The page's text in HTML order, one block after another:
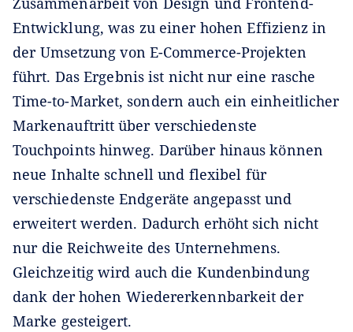
Entwicklung, was zu einer hohen Effizienz in
der Umsetzung von E-Commerce-Projekten
führt. Das Ergebnis ist nicht nur eine rasche
Time-to-Market, sondern auch ein einheitlicher
Markenauftritt über verschiedenste
Touchpoints hinweg. Darüber hinaus können
neue Inhalte schnell und flexibel für
verschiedenste Endgeräte angepasst und
erweitert werden. Dadurch erhöht sich nicht
nur die Reichweite des Unternehmens.
Gleichzeitig wird auch die Kundenbindung
dank der hohen Wiedererkennbarkeit der
Marke gesteigert.